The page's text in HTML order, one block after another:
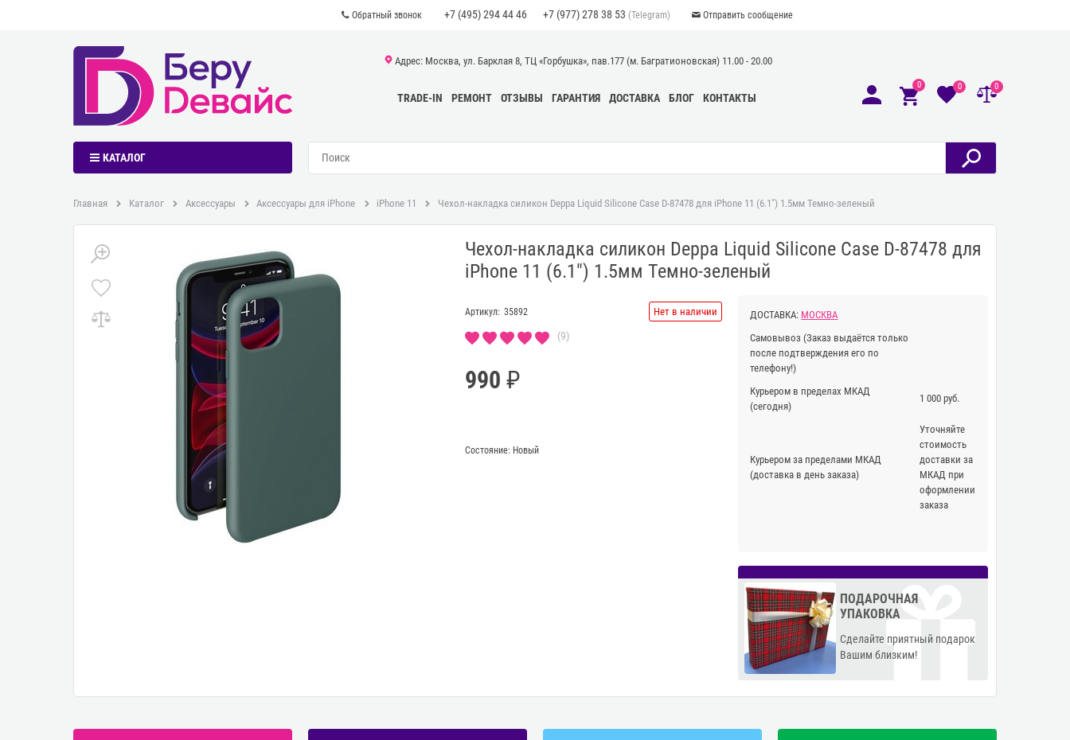
Обратный звонок +7 (495) 294 44 46 +7 (977) 278 38 53 (Telegram) Отправить сообщение
Адрес: Москва, ул. Барклая 8, ТЦ «Горбушка», пав.177 (м. Багратионовская) 11.00 - 20.00
TRADE-IN РЕМОНТ ОТЗЫВЫ ГАРАНТИЯ ДОСТАВКА БЛОГ КОНТАКТЫ
0 0 0
КАТАЛОГ
Главная Каталог Аксессуары Аксессуары для iPhone iPhone 11 Чехол-накладка силикон Deppa Liquid Silicone Case D-87478 для iPhone 11 (6.1") 1.5мм Темно-зеленый
Чехол-накладка силикон Deppa Liquid Silicone Case D-87478 для
iPhone 11 (6.1") 1.5мм Темно-зеленый
Артикул: 35892 Нет в наличии
(9)
990
Состояние: Новый
ДОСТАВКА: МОСКВА
Самовывоз (Заказ выдаётся только
после подтверждения его по
телефону!)
Курьером в пределах МКАД
(сегодня)
1 000 руб.
Курьером за пределами МКАД
(доставка в день заказа)
Уточняйте
стоимость
доставки за
МКАД при
оформлении
заказа
ПОДАРОЧНАЯ
УПАКОВКА
Сделайте приятный подарок
Вашим близким!